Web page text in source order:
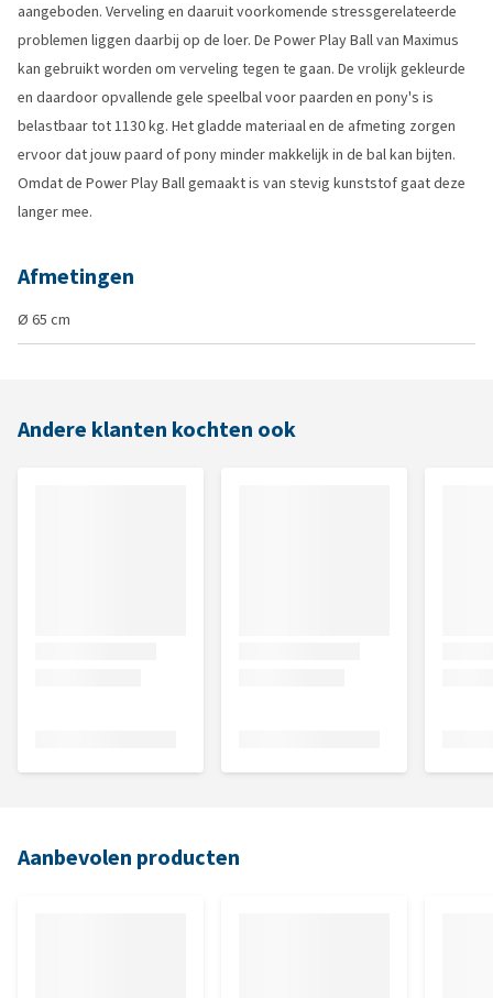
aangeboden. Verveling en daaruit voorkomende stressgerelateerde
problemen liggen daarbij op de loer. De Power Play Ball van Maximus
kan gebruikt worden om verveling tegen te gaan. De vrolijk gekleurde
en daardoor opvallende gele speelbal voor paarden en pony's is
belastbaar tot 1130 kg. Het gladde materiaal en de afmeting zorgen
ervoor dat jouw paard of pony minder makkelijk in de bal kan bijten.
Omdat de Power Play Ball gemaakt is van stevig kunststof gaat deze
langer mee.
Afmetingen
Ø 65 cm
Andere klanten kochten ook
Aanbevolen producten